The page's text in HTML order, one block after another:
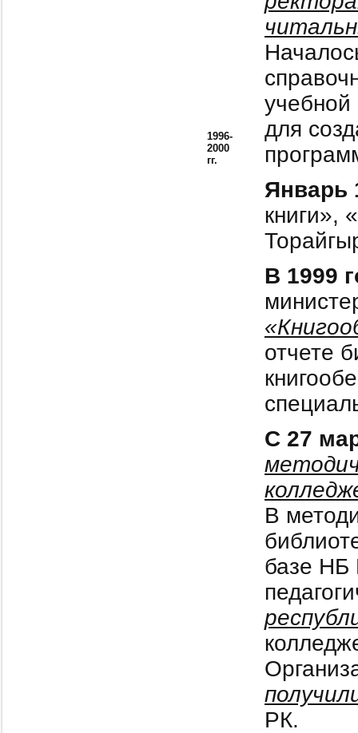
1996-
2000
гг.
учебной
для
Январь
книги»,
В 1999
отчете
С 27
В
базе НБ
РК.